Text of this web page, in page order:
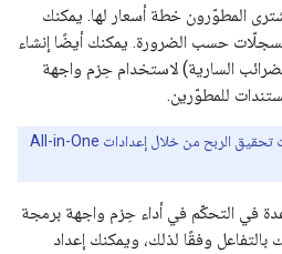
المطوّرون خطة أسعار لها. يمكنك
حسب الضرورة. يمكنك أيضًا إنشاء
السارية) لاستخدام حِزم واجهة
للمطوّرين.
: لا يمكن تثبيت خدمات تحقيق الربح من خلال إعدادات All-in-One
في التحكّم في أداء حِزم واجهة برمجة
بالتفاعل وفقًا لذلك، ويمكنك إعداد